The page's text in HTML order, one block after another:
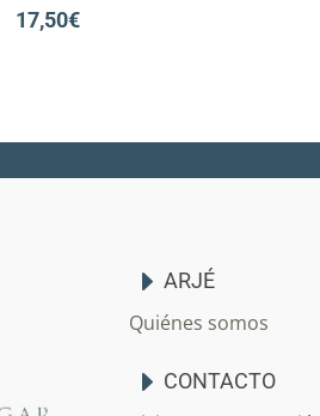
17,50€
ARJÉ
Quiénes somos
CONTACTO